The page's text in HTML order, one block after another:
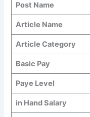
Post Name
Article Name
Article Category
Basic Pay
Paye Level
in Hand Salary